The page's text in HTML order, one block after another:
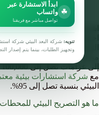
☘
ابدأ الاستشارة عبر
واتساب
تواصل مباشر مع فريقنا
تنويه: شركة البعد البيئي شركة
وتجهيز الطلبات، بينما يتم إصدار
اشتراطات بيئية لمحطات
احتواء للتسربات، إدارة
النفطية، خطة استجابة
محدّثة. أي تسرب بسيط أو
مع شركة استشارات بيئية
البيئي بنسبة تصل إلى 95%.
ما هو التصريح البيئي